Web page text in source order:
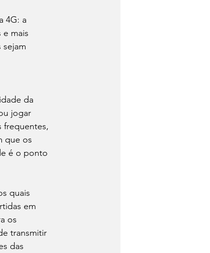
4G: a
mais
da
jogar
frequentes,
que os
é o ponto
quais
em
os
transmitir
das